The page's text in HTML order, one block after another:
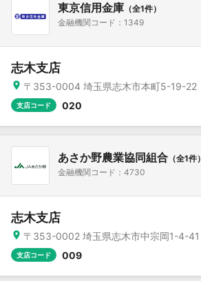
東京信用金庫 （全1件）
金融機関コード：1349
志木支店
〒353-0004 埼玉県志木市本町5-19-22
支店コード 020
あさか野農業協同組合 （全1件）
金融機関コード：4730
志木支店
〒353-0002 埼玉県志木市中宗岡1-4-41
支店コード 009